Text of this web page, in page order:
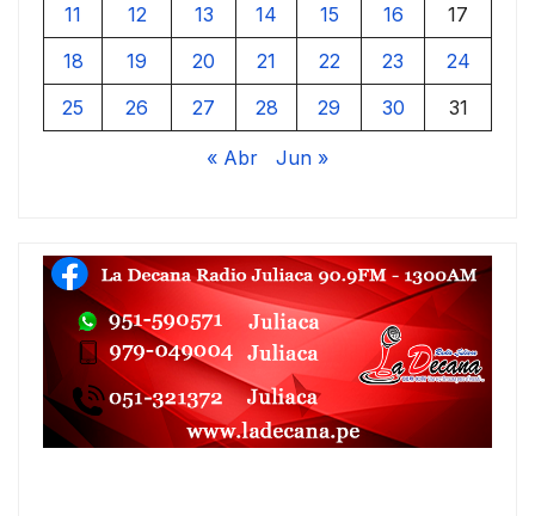
11
12 13 14 15 16
17
18
19 20 21 22 23
24
25
26 27 28 29 30 31
« Abr Jun »